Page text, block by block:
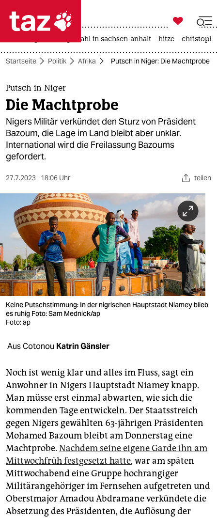
 taz zahl ich
taz zahl ich
themen
politik
öko
gesellschaft
kultur
sport
berlin
nord
wahrheit
verlag
verlag
veranstaltungen
unterstützen
abo
genossenschaft
epaper login

taz zahl ich
landtagswahl in sachsen-anhalt hitze
Startseite Politik Afrika Putsch in Niger: Die Machtprobe
Putsch in Niger
Die Machtprobe
Nigers Militär verkündet den Sturz von Präsident
Bazoum, die Lage im Land bleibt aber unklar.
International wird die Freilassung Bazoums
gefordert.
27.7.2023 18:06 Uhr teilen
Keine Putschstimmung: In der nigrischen Hauptstadt Niamey blieb
es ruhig Foto: Sam Mednick/ap
Foto: ap
Aus Cotonou Katrin Gänsler
Noch ist wenig klar und alles im Fluss, sagt ein
Anwohner in Nigers Hauptstadt Niamey knapp.
Man müsse erst einmal abwarten, wie sich die
kommenden Tage entwickeln. Der Staatsstreich
gegen Nigers gewählten 63-jährigen Präsidenten
Mohamed Bazoum bleibt am Donnerstag eine
Machtprobe. Nachdem seine eigene Garde ihn am
Mittwochfrüh festgesetzt hatte, war am späten
Mittwochabend eine Gruppe hochrangiger
Militärangehöriger im Fernsehen aufgetreten und
Oberstmajor Amadou Abdramane verkündete die
Absetzung des Präsidenten, die Auflösung der